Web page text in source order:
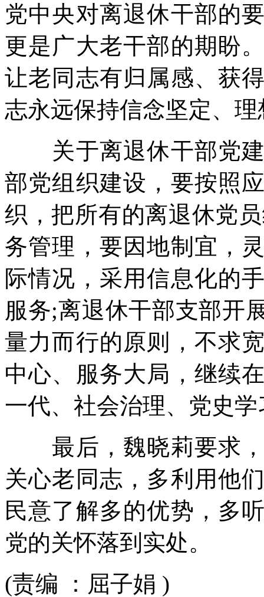
党中央对离退休干部的
更是广大老干部的期盼
让老同志有归属感、获
志永远保持信念坚定、
关于离退休干部党建
部党组织建设，要按照
织，把所有的离退休党
务管理，要因地制宜，
际情况，采用信息化的
服务;离退休干部支部开
量力而行的原则，不求
中心、服务大局，继续
一代、社会治理、党史
最后，魏晓莉要求，
关心老同志，多利用他
民意了解多的优势，多
党的关怀落到实处。
(责编 ：屈子娟 )